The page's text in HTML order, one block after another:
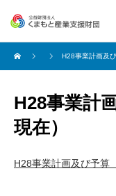
H28事業計画及
H28事業計
現在）
H28事業計画及び予算